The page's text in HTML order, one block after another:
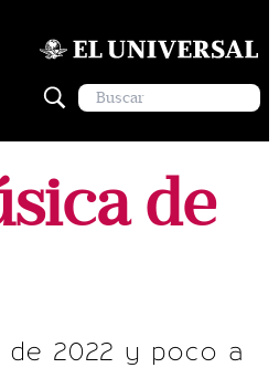
de
de 2022 y poco a